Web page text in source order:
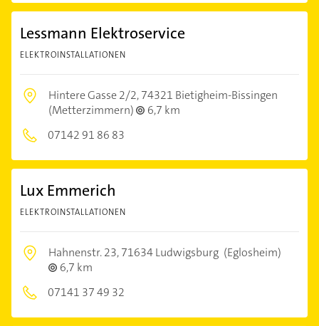
Lessmann Elektroservice
ELEKTROINSTALLATIONEN
Hintere Gasse 2/2,74321 Bietigheim-Bissingen
(Metterzimmern)
6,7 km
07142 91 86 83
Lux Emmerich
ELEKTROINSTALLATIONEN
Hahnenstr. 23,71634 Ludwigsburg (Eglosheim)
6,7 km
07141 37 49 32